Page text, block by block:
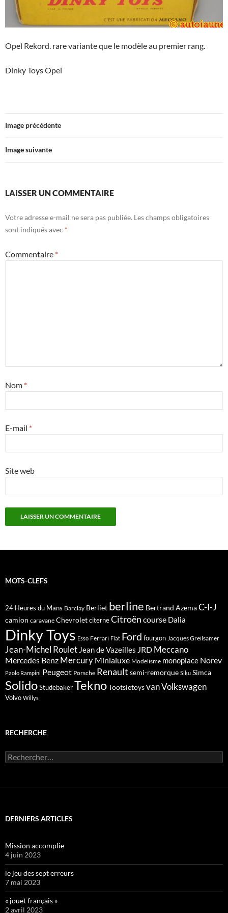
Opel Rekord. rare variante que le modèle au premier rang.
Dinky Toys Opel
Image précédente
Image suivante
LAISSER UN COMMENTAIRE
Votre adresse e-mail ne sera pas publiée. Les champs obligatoires
sont indiqués avec *
Commentaire *
Nom *
E-mail *
Site web
MOTS-CLEFS
24 Heures du Mans Barclay Berliet berline Bertrand AzemaC-I-J
camion caravane ChevroletciterneCitroën course Dalia
Dinky Toys Esso Ferrari Fiat Ford fourgon Jacques Greilsamer
Jean-Michel Roulet Jean de Vazeilles JRD Meccano
Mercedes Benz Mercury Minialuxe Modelisme monoplace Norev
Paolo Rampini Peugeot Porsche Renault semi-remorque Siku Simca
SolidoStudebakerTeknoTootsietoysvanVolkswagen
Volvo Willys
RECHERCHE
Rechercher :
DERNIERS ARTICLES
Mission accomplie
4 juin 2023
le jeu des sept erreurs
7 mai 2023
« jouet français »
2 avril 2023